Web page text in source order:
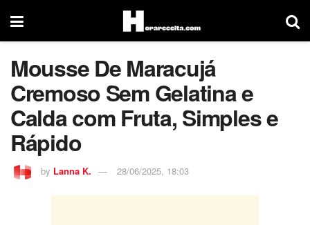
Mousse De Maracujá
Cremoso Sem Gelatina e
Calda com Fruta, Simples e
Rápido
by Lanna K. 28/06/2025, 18:03